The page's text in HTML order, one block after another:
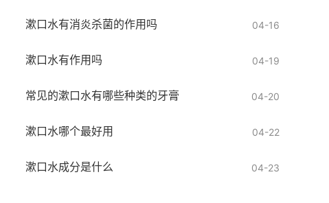
漱口水有消炎杀菌的作用吗 04-16
漱口水有作用吗 04-19
常见的漱口水有哪些种类的牙膏 04-20
漱口水哪个最好用 04-22
漱口水成分是什么 04-23